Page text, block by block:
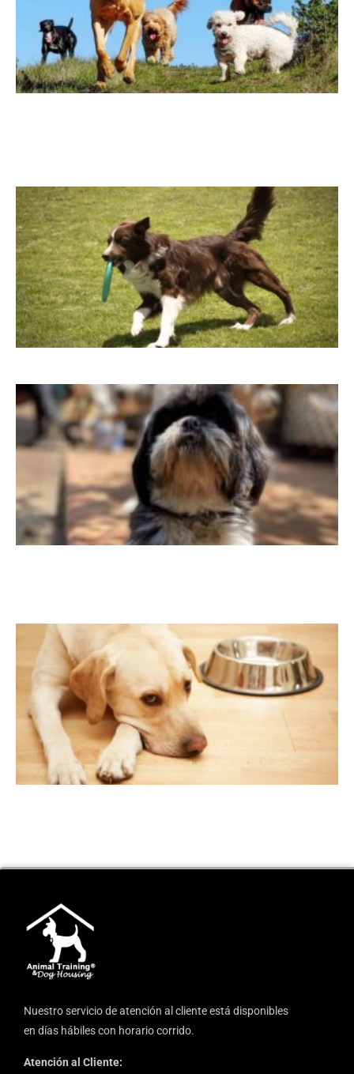
Nuestro servicio de atención al cliente está disponibles
en días hábiles con horario corrido.
Atención al Cliente: